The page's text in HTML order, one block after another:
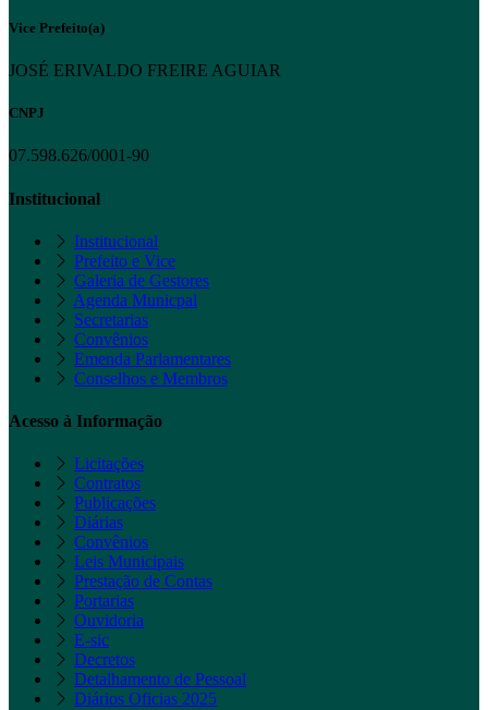
Vice Prefeito(a)
JOSÉ ERIVALDO FREIRE AGUIAR
CNPJ
07.598.626/0001-90
Institucional
Institucional
Prefeito e Vice
Galeria de Gestores
Agenda Municpal
Secretarias
Convênios
Emenda Parlamentares
Conselhos e Membros
Acesso à Informação
Licitações
Contratos
Publicações
Diárias
Convênios
Leis Municipais
Prestação de Contas
Portarias
Ouvidoria
E-sic
Decretos
Detalhamento de Pessoal
Diários Oficias 2025